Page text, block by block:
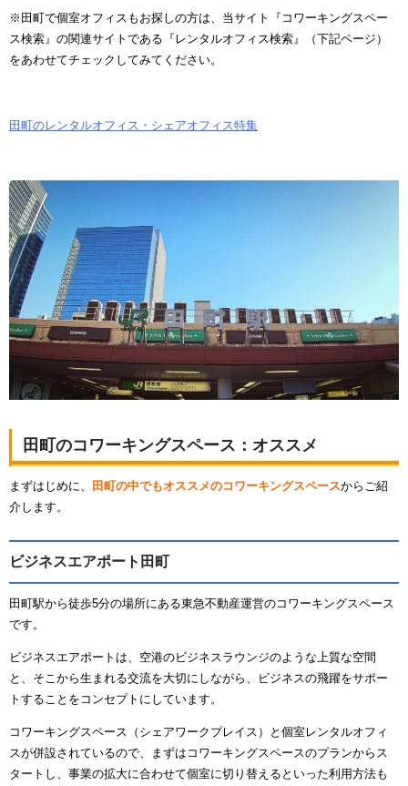
※田町で個室オフィスもお探しの方は、当サイト『コワーキングスペー
ス検索』の関連サイトである『レンタルオフィス検索』（下記ページ）
をあわせてチェックしてみてください。
田町のレンタルオフィス・シェアオフィス特集
田町のコワーキングスペース：オススメ
まずはじめに、 田町の中でもオススメのコワーキングスペースからご紹
介します。
ビジネスエアポート田町
田町駅から徒歩5分の場所にある東急不動産運営のコワーキングスペース
です。
ビジネスエアポートは、空港のビジネスラウンジのような上質な空間
と、そこから生まれる交流を大切にしながら、ビジネスの飛躍をサポー
トすることをコンセプトにしています。
コワーキングスペース（シェアワークプレイス）と個室レンタルオフィ
スが併設されているので、まずはコワーキングスペースのプランからス
タートし、事業の拡大に合わせて個室に切り替えるといった利用方法も